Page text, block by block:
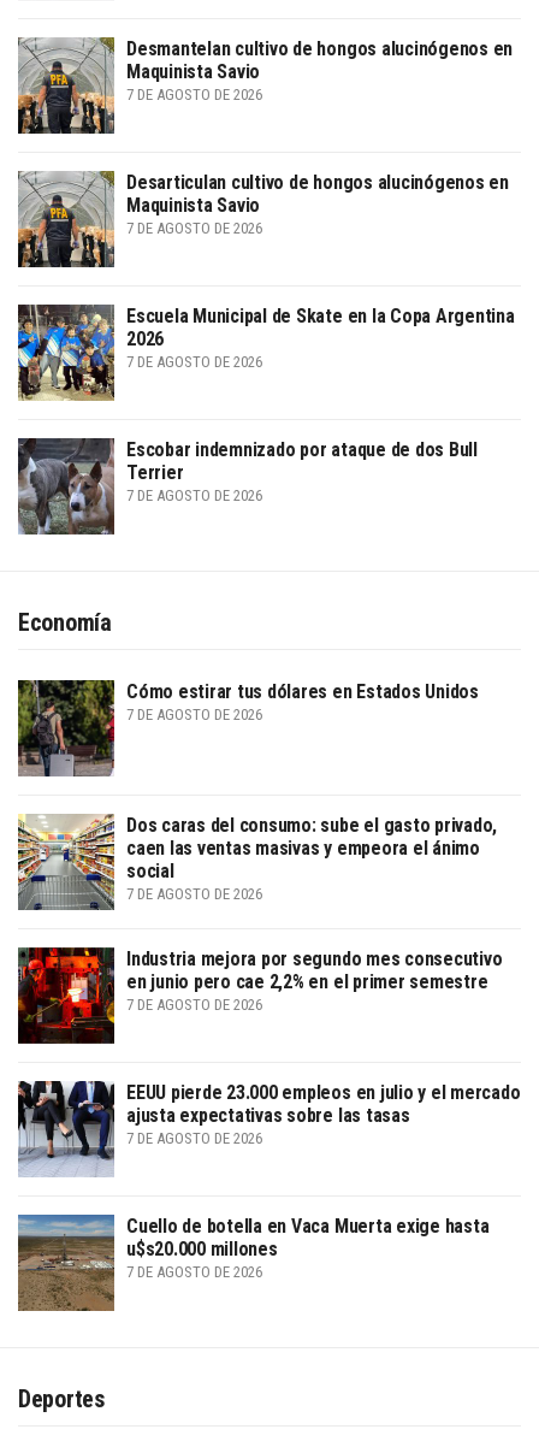
Desmantelan cultivo de hongos alucinógenos en
Maquinista Savio
7 DE AGOSTO DE 2026
Desarticulan cultivo de hongos alucinógenos en
Maquinista Savio
7 DE AGOSTO DE 2026
Escuela Municipal de Skate en la Copa Argentina
2026
7 DE AGOSTO DE 2026
Escobar indemnizado por ataque de dos Bull
Terrier
7 DE AGOSTO DE 2026
Economía
Cómo estirar tus dólares en Estados Unidos
7 DE AGOSTO DE 2026
Dos caras del consumo: sube el gasto privado,
caen las ventas masivas y empeora el ánimo
social
7 DE AGOSTO DE 2026
Industria mejora por segundo mes consecutivo
en junio pero cae 2,2% en el primer semestre
7 DE AGOSTO DE 2026
EEUU pierde 23.000 empleos en julio y el mercado
ajusta expectativas sobre las tasas
7 DE AGOSTO DE 2026
Cuello de botella en Vaca Muerta exige hasta
u$s20.000 millones
7 DE AGOSTO DE 2026
Deportes